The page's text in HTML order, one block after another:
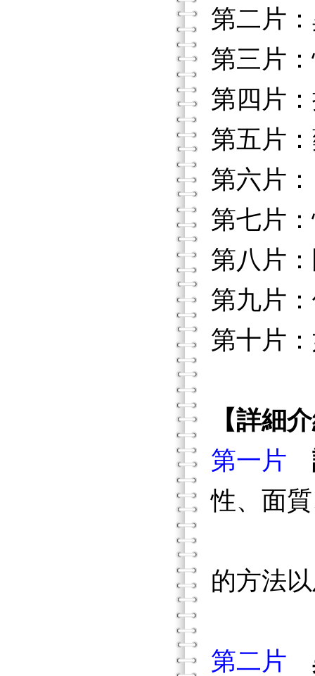
第二片
第三片
第四片
第五片
第六片
第七片
第八片
第九片
第十片
【詳細
第一片
性、面
的方法
第二片